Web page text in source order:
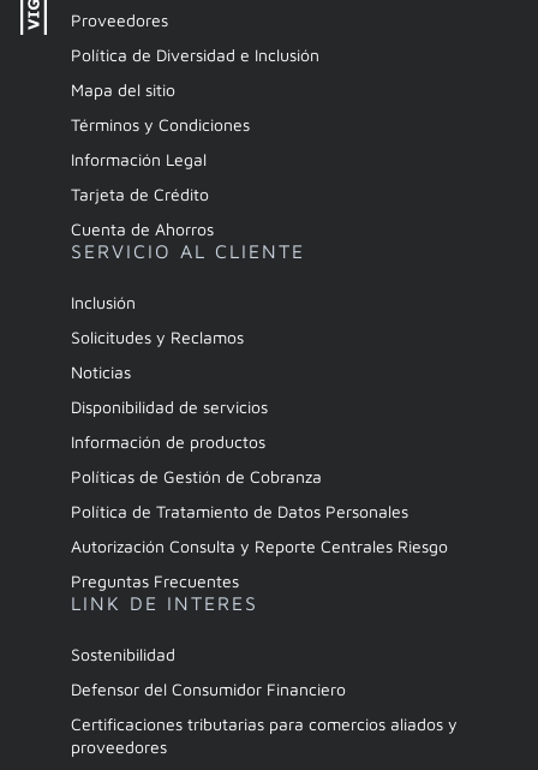
Proveedores
Política de Diversidad e Inclusión
Mapa del sitio
Términos y Condiciones
Información Legal
Tarjeta de Crédito
Cuenta de Ahorros
SERVICIO AL CLIENTE
Inclusión
Solicitudes y Reclamos
Noticias
Disponibilidad de servicios
Información de productos
Políticas de Gestión de Cobranza
Política de Tratamiento de Datos Personales
Autorización Consulta y Reporte Centrales Riesgo
Preguntas Frecuentes
LINK DE INTERES
Sostenibilidad
Defensor del Consumidor Financiero
Certificaciones tributarias para comercios aliados y
proveedores